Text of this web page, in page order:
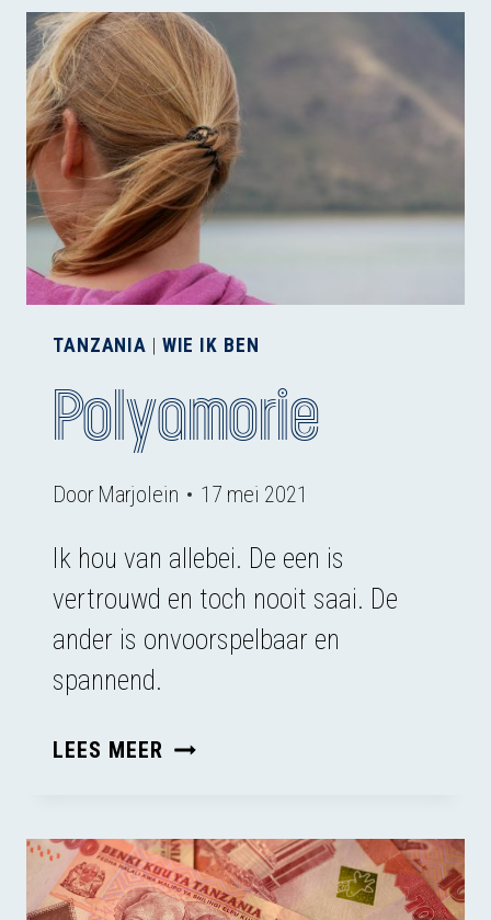
HELPEN
TANZANIA | WIE IK BEN
Polyamorie
Door Marjolein 17 mei 2021
Ik hou van allebei. De een is
vertrouwd en toch nooit saai. De
ander is onvoorspelbaar en
spannend.
LEES MEER POLYAMORIE